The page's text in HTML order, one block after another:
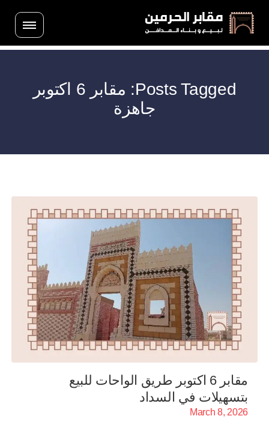
Posts Tagged: مقابر 6 اكتوبر
جاهزة
مقابر 6 اكتوبر طريق الواحات للبيع
بتسهيلات في السداد
March 8, 2026